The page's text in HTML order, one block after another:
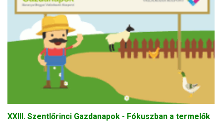
XXIII. Szentlőrinci Gazdanapok - Fókuszban a termelők